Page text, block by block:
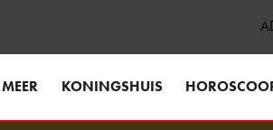
MEER KONINGSHUIS